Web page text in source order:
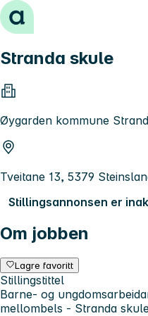
Hopp til innhold
Stranda skule
Øygarden kommune
Tveitane 13, 5379
Stillingsannonsen er
Om jobben
Lagre favoritt
Stillingstittel
Barne- og
mellombels - Stranda